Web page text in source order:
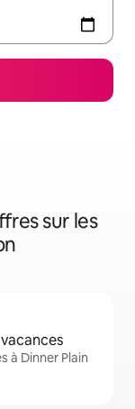
sur les
à Dinner Plain